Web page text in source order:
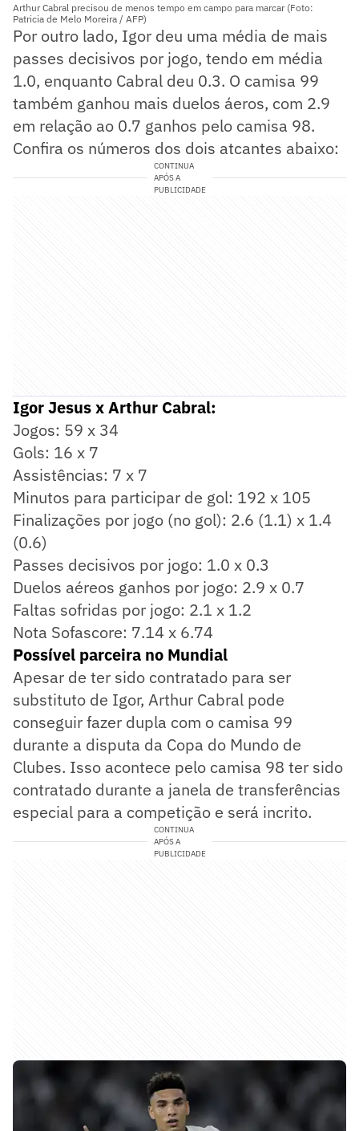
Arthur Cabral precisou de menos tempo em campo para marcar (Foto:
Patricia de Melo Moreira / AFP)
Por outro lado, Igor deu uma média de mais
passes decisivos por jogo, tendo em média
1.0, enquanto Cabral deu 0.3. O camisa 99
também ganhou mais duelos áeros, com 2.9
em relação ao 0.7 ganhos pelo camisa 98.
Confira os números dos dois atcantes abaixo:
CONTINUA
APÓS A
PUBLICIDADE
Igor Jesus x Arthur Cabral:
Jogos: 59 x 34
Gols: 16 x 7
Assistências: 7 x 7
Minutos para participar de gol: 192 x 105
Finalizações por jogo (no gol): 2.6 (1.1) x 1.4
(0.6)
Passes decisivos por jogo: 1.0 x 0.3
Duelos aéreos ganhos por jogo: 2.9 x 0.7
Faltas sofridas por jogo: 2.1 x 1.2
Nota Sofascore: 7.14 x 6.74
Possível parceira no Mundial
Apesar de ter sido contratado para ser
substituto de Igor, Arthur Cabral pode
conseguir fazer dupla com o camisa 99
durante a disputa da Copa do Mundo de
Clubes. Isso acontece pelo camisa 98 ter sido
contratado durante a janela de transferências
especial para a competição e será incrito.
CONTINUA
APÓS A
PUBLICIDADE